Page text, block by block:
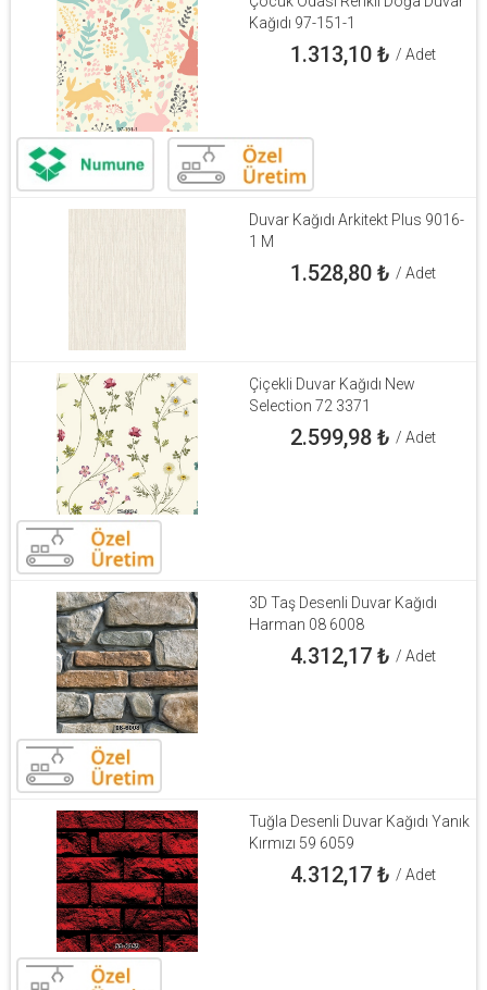
Kağıdı 97-151-1
1.313,10₺ / Adet
Duvar Kağıdı Arkitekt Plus 9016-
1 M
1.528,80₺ / Adet
Çiçekli Duvar Kağıdı New
Selection 72 3371
2.599,98₺ / Adet
3D Taş Desenli Duvar Kağıdı
Harman 08 6008
4.312,17₺ / Adet
Tuğla Desenli Duvar Kağıdı Yanık
Kırmızı 59 6059
4.312,17₺ / Adet